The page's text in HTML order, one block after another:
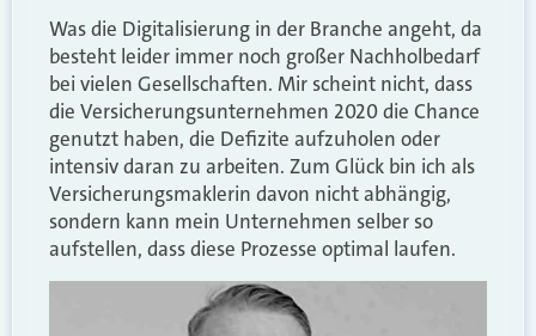
Was die Digitalisierung in der Branche angeht, da
besteht leider immer noch großer Nachholbedarf
bei vielen Gesellschaften. Mir scheint nicht, dass
die Versicherungsunternehmen 2020 die Chance
genutzt haben, die Defizite aufzuholen oder
intensiv daran zu arbeiten. Zum Glück bin ich als
Versicherungsmaklerin davon nicht abhängig,
sondern kann mein Unternehmen selber so
aufstellen, dass diese Prozesse optimal laufen.